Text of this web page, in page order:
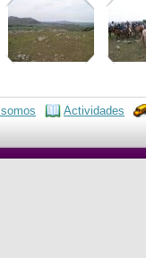
Actividades